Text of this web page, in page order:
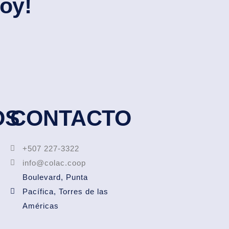
CONTACTO
+507 227-3322
info@colac.coop
Boulevard, Punta
Pacífica, Torres de las
Américas